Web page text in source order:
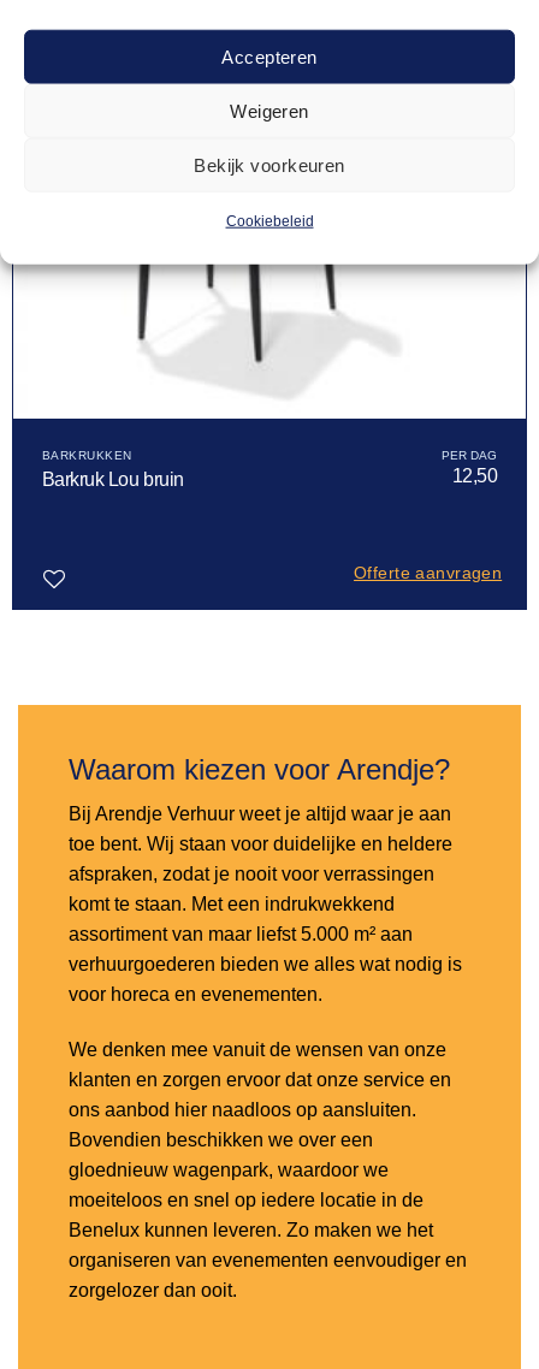
Accepteren
Weigeren
Bekijk voorkeuren
Cookiebeleid
BARKRUKKEN
Barkruk Lou bruin 12,50
Offerte aanvragen
Waarom kiezen voor Arendje?
Bij Arendje Verhuur weet je altijd waar je aan
toe bent. Wij staan voor duidelijke en heldere
afspraken, zodat je nooit voor verrassingen
komt te staan. Met een indrukwekkend
assortiment van maar liefst 5.000 m² aan
verhuurgoederen bieden we alles wat nodig is
voor horeca en evenementen.
We denken mee vanuit de wensen van onze
klanten en zorgen ervoor dat onze service en
ons aanbod hier naadloos op aansluiten.
Bovendien beschikken we over een
gloednieuw wagenpark, waardoor we
moeiteloos en snel op iedere locatie in de
Benelux kunnen leveren. Zo maken we het
organiseren van evenementen eenvoudiger en
zorgelozer dan ooit.